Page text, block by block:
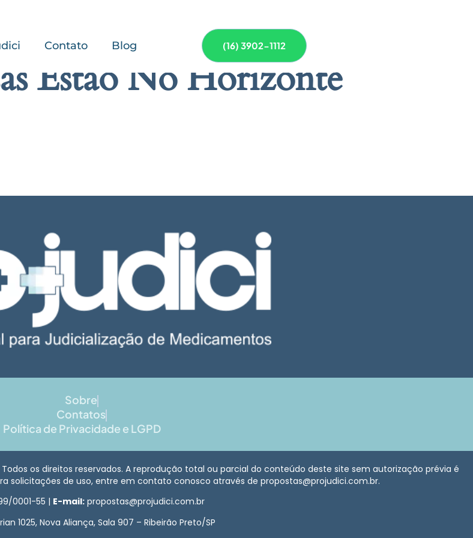
Contato Blog (16) 3902-1112
Estão No Horizonte
Sobre
Contatos
Política de Privacidade e LGPD
Todos os direitos reservados. A reprodução total ou parcial do conteúdo deste site sem autorização prévia é
solicitações de uso, entre em contato conosco através de propostas@projudici.com.br.
0001-55 | E-mail: propostas@projudici.com.br
1025, Nova Aliança, Sala 907 – Ribeirão Preto/SP